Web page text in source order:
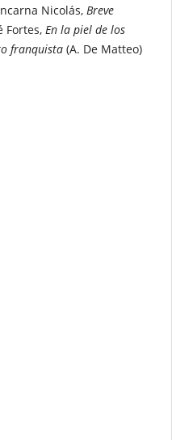
Nicolás, Breve
Fortes, En la piel de los
franquista (A. De Matteo)